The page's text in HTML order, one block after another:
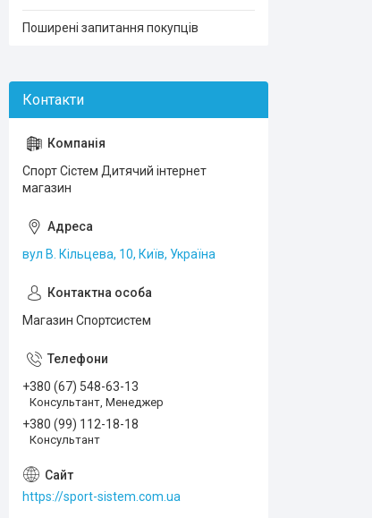
Поширені запитання покупців
Спорт Сістем Дитячий інтернет
магазин
вул В. Кільцева, 10, Київ, Україна
Магазин Спортсистем
+380 (67) 548-63-13
Консультант, Менеджер
+380 (99) 112-18-18
Консультант
https://sport-sistem.com.ua